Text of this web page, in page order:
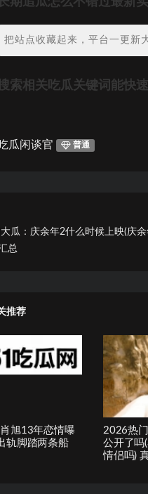
把站点收藏起来，平台一更新
索相关吃瓜关键词能快
瓜闲谈官 普通
瓜：庆余年2什么时候上映(庆
总
推荐
旭13年恋情曝
轨脚踏两条船
2026热
公开了吗
情侣吗)